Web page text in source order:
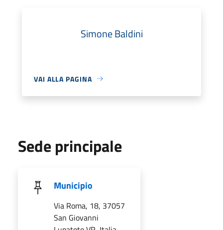
Simone Baldini
VAI ALLA PAGINA
Sede principale
Municipio
Via Roma, 18, 37057
San Giovanni